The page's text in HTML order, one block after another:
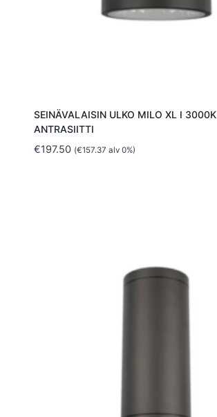
SEINÄVALAISIN ULKO MILO XL I 3000K
ANTRASIITTI
€197.50 (€157.37 alv 0%)